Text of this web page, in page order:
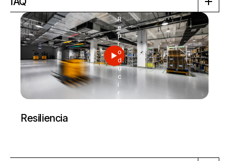
R
e
p
r
o
d
u
c
i
r
Resiliencia